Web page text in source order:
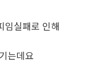
임실패로 인해
는데요